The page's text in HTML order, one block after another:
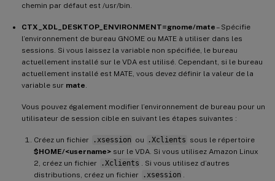
chemin par défaut est /usr/bin.
CTX_XDL_DESKTOP_ENVIRONMENT=gnome/mate– Spécifie
l’environnement de bureau GNOME ou MATE à utiliser dans les
sessions. Si vous laissez la variable non spécifiée, le bureau
actuellement installé sur le VDA est utilisé. Cependant, si le bureau
actuellement installé est MATE, vous devez définir la valeur de la
variable sur mate
Vous pouvez également modifier l’environnement de bureau pour un
utilisateur de session cible en suivant les étapes suivantes :
Créez un fichier .xsession ou .Xclients sous le répertoire
$HOME/<username> sur le VDA. Si vous utilisez Amazon Linux
2, créez un fichier
.Xclients
. Si vous utilisez d’autres
distributions, créez un fichier
.xsession